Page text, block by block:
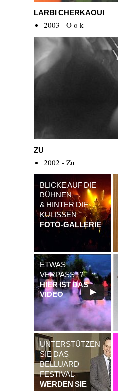
LARBI CHERKAOUI
2003 - O o k
ZU
2002 - Zu
BLICKE AUF DIE
BÜHNEN
& HINTER DIE
KULISSEN
FOTO-GALLERIE
ETWAS
VERPASST?
HIER IST DAS
VIDEO
UNTERSTÜTZEN
SIE DAS
BELLUARD
FESTIVAL
WERDEN SIE